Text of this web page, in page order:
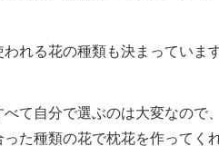
われる花の種類も決まっています
べて自分で選ぶのは大変なので
った種類の花で枕花を作ってくれ